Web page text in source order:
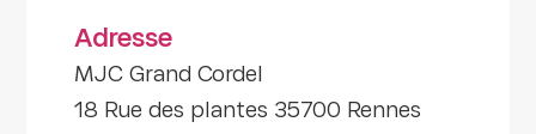
Adresse
MJC Grand Cordel
18 Rue des plantes 35700 Rennes